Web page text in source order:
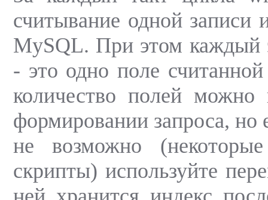
считывание одной записи
MySQL. При этом каждый
- это одно поле
количество полей можно
формировании запроса, но
не возможно (некоторые
скрипты) используйте